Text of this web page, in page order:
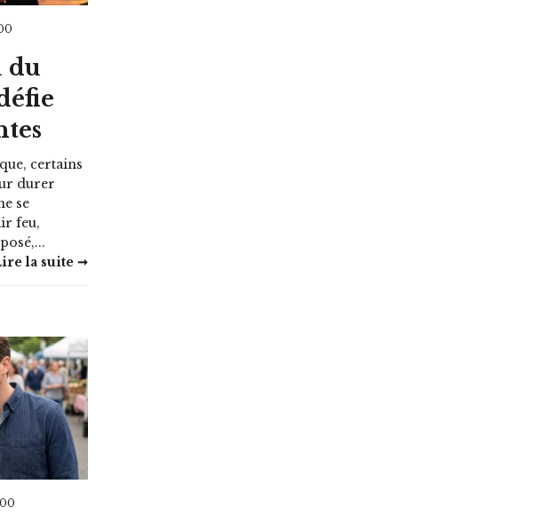
du
certains
durer
se
feu,
la suite ➞